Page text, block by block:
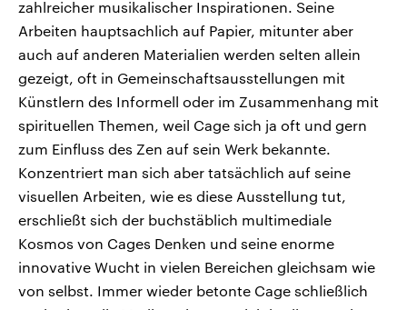
zahlreicher musikalischer Inspirationen. Seine
Arbeiten hauptsachlich auf Papier, mitunter aber
auch auf anderen Materialien werden selten allein
gezeigt, oft in Gemeinschaftsausstellungen mit
Künstlern des Informell oder im Zusammenhang mit
spirituellen Themen, weil Cage sich ja oft und gern
zum Einfluss des Zen auf sein Werk bekannte.
Konzentriert man sich aber tatsächlich auf seine
visuellen Arbeiten, wie es diese Ausstellung tut,
erschließt sich der buchstäblich multimediale
Kosmos von Cages Denken und seine enorme
innovative Wucht in vielen Bereichen gleichsam wie
von selbst. Immer wieder betonte Cage schließlich